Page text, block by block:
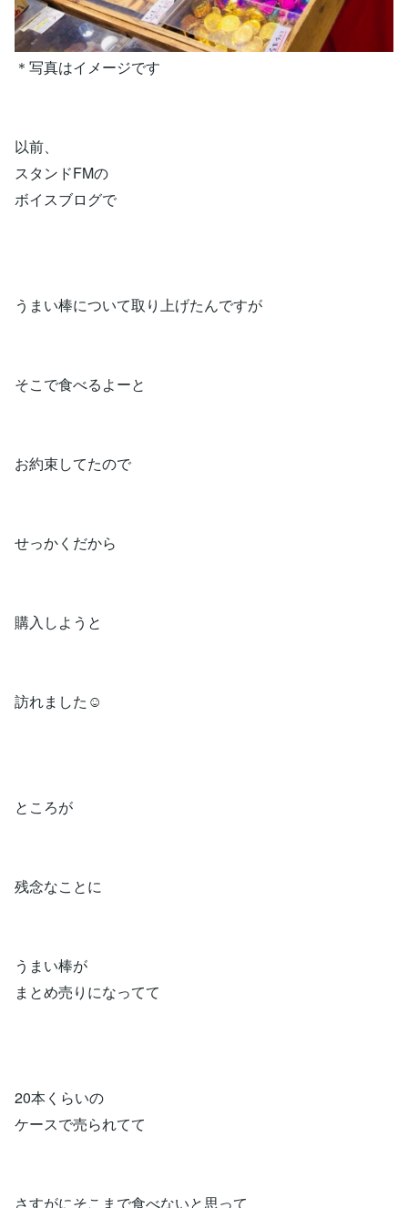
＊写真はイメージです
以前、
スタンドFMの
ボイスブログで
うまい棒について取り上げたんですが
そこで食べるよーと
お約束してたので
せっかくだから
購入しようと
訪れました☺️
ところが
残念なことに
うまい棒が
まとめ売りになってて
20本くらいの
ケースで売られてて
さすがにそこまで食べないと思って